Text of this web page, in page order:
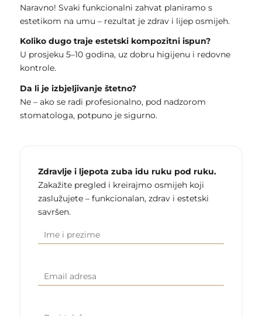
Naravno! Svaki funkcionalni zahvat planiramo s
estetikom na umu – rezultat je zdrav i lijep osmijeh.
Koliko dugo traje estetski kompozitni ispun?
U prosjeku 5–10 godina, uz dobru higijenu i redovne
kontrole.
Da li je izbjeljivanje štetno?
Ne – ako se radi profesionalno, pod nadzorom
stomatologa, potpuno je sigurno.
Zdravlje i ljepota zuba idu ruku pod ruku.
Zakažite pregled i kreirajmo osmijeh koji
zaslužujete – funkcionalan, zdrav i estetski
savršen.
Ime i
prezime
(Required)
Email
(Required)
Broj (Required)